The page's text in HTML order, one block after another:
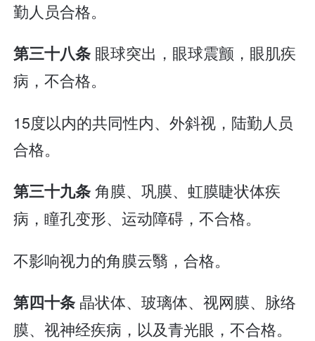
勤人员合格。
第三十八条 眼球突出，眼球震颤，眼肌疾
病，不合格。
15度以内的共同性内、外斜视，陆勤人员
合格。
第三十九条角膜、巩膜、虹膜睫状体疾
病，瞳孔变形、运动障碍，不合格。
不影响视力的角膜云翳，合格。
第四十条 晶状体、玻璃体、视网膜、脉络
膜、视神经疾病，以及青光眼，不合格。